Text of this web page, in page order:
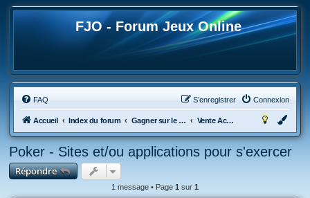
FJO - Forum Jeux Online
FAQ Connexion
S’enregistrer
Accueil Index du forum Gagner sur le Web Vente Achat Echange
Poker - Sites et/ou applications pour s'exercer
Répondre
1 message • Page 1 sur 1